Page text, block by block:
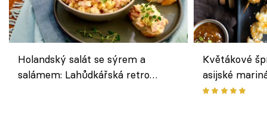
Holandský salát se sýrem a
salámem: Lahůdkářská retro
Květákové
asijské
chuťovka z